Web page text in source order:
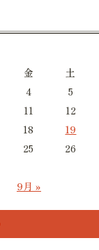
金 土
9月 »
4
5
11
12
18
19
25
26